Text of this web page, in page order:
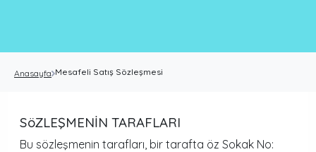
Anasayfa Mesafeli Satış Sözleşmesi
SöZLEŞMENİN TARAFLARI
Bu sözleşmenin tarafları, bir tarafta öz Sokak No: